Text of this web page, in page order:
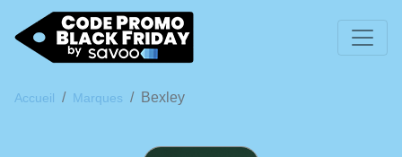
Accueil Marques Bexley